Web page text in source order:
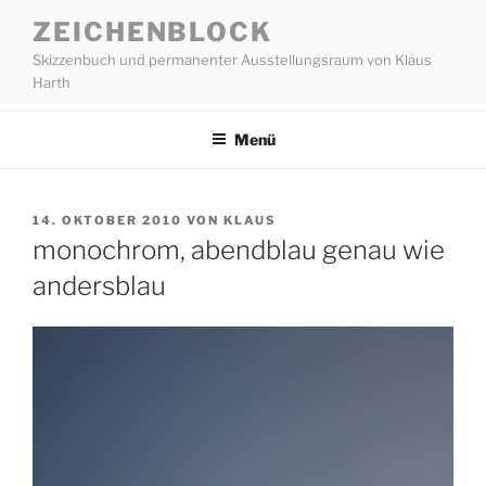
Inhalt
springen
ZEICHENBLOCK
Skizzenbuch und permanenter Ausstellungsraum von Klaus
Harth
Menü
VERÖFFENTLICHT
14. OKTOBER 2010 VON KLAUS
monochrom, abendblau genau wie
andersblau